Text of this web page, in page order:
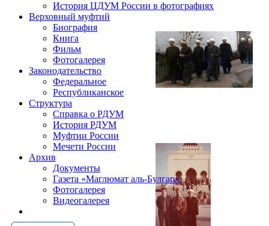
История ЦДУМ России в фотографиях
Верховный муфтий
Биография
Книга
Фильм
Фотогалерея
Законодательство
Федеральное
Республиканское
Структура
Справка о РДУМ
История РДУМ
Муфтии России
Мечети России
Архив
Документы
Газета «Маглюмат аль-Булгар»
Фотогалерея
Видеогалерея